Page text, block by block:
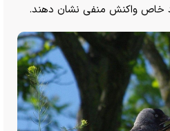
واکنش منفی نشان دهند.